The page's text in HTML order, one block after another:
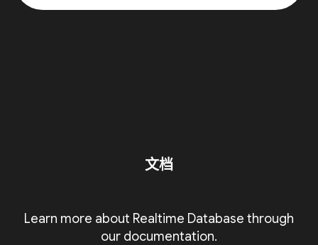
文档
Learn more about Realtime Database through
our documentation.